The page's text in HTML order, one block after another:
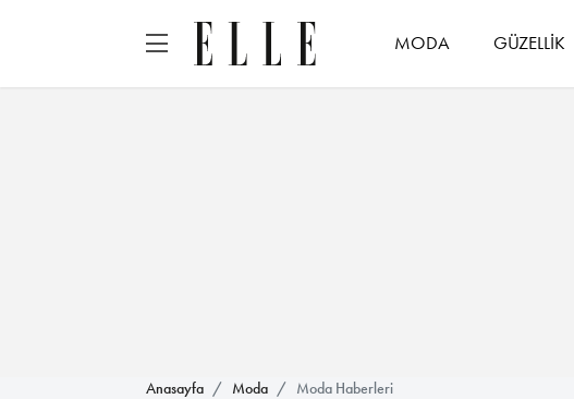
MODA GÜZELLİK
Anasayfa Moda Moda Haberleri